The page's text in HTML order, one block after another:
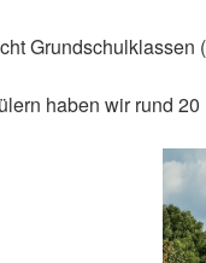
haben wir rund